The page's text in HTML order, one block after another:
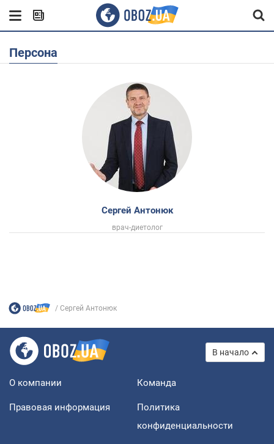
Персона
Сергей Антонюк
врач-диетолог
Сергей Антонюк
В начало
О компании Команда
Правовая информация
Политика
конфиденциальности